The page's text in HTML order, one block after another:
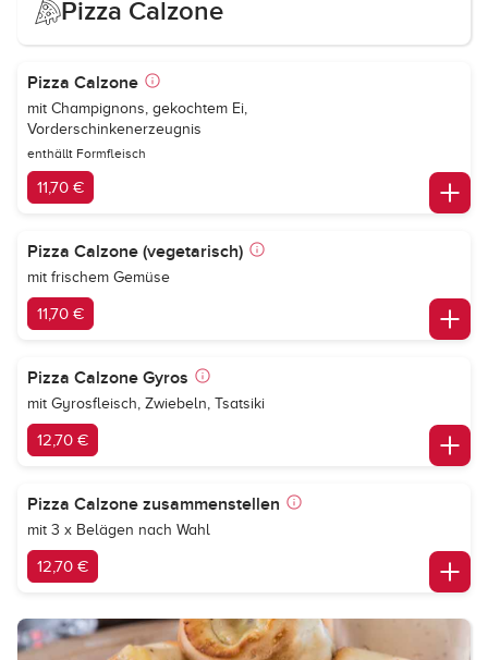
Pizza Calzone
Pizza Calzone
mit Champignons, gekochtem Ei,
Vorderschinkenerzeugnis
enthällt Formfleisch
11,70 €
Pizza Calzone (vegetarisch)
mit frischem Gemüse
11,70 €
Pizza Calzone Gyros
mit Gyrosfleisch, Zwiebeln, Tsatsiki
12,70 €
Pizza Calzone zusammenstellen
mit 3 x Belägen nach Wahl
12,70 €